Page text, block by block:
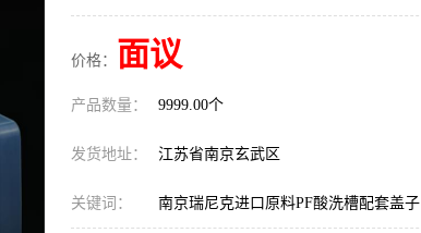
价格： 面议
产品数量： 9999.00个
发货地址： 江苏省南京玄武区
关键词： 南京瑞尼克进口原料PF酸洗槽配套盖子